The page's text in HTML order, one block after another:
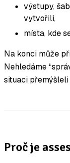
výstupy,
vytvořili,
místa, kde
Na konci může
Nehledáme
situaci
Proč je